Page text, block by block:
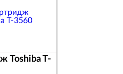
Toshiba T-